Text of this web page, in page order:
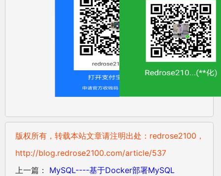
版权所有，转载本站文章请注明出处：redrose2100，
http://blog.redrose2100.com/article/537
上一篇： MySQL----基于Docker部署MySQL